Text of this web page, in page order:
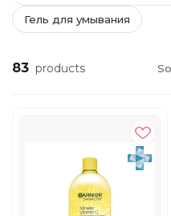
Гель для умывания
83 products